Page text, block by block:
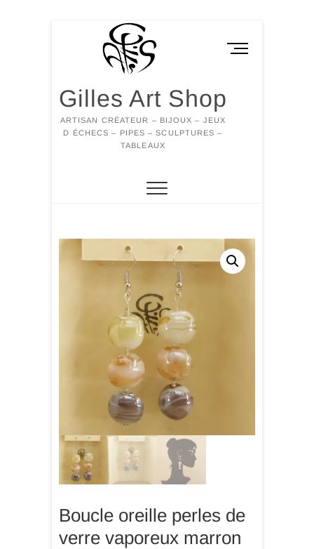
Gilles Art Shop
ARTISAN CRÉATEUR – BIJOUX – JEUX
D ÉCHECS – PIPES – SCULPTURES –
TABLEAUX
M
Boucle oreille perles de
verre vaporeux marron